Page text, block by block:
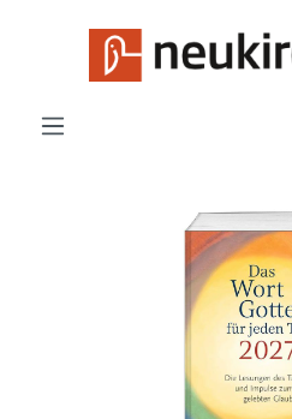
Zum Hauptinhalt springen
Bildergalerie überspringen